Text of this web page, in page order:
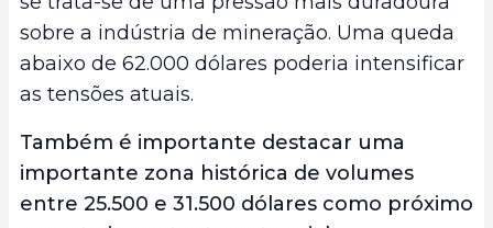
sobre a indústria de mineração. Uma queda
abaixo de 62.000 dólares poderia intensificar
as tensões atuais.
Também é importante destacar uma
importante zona histórica de volumes
entre 25.500 e 31.500 dólares como próximo